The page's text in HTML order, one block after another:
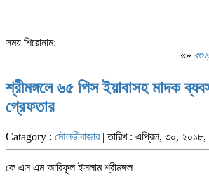
সময় শিরোনাম:
«»বগুড়া
শ্রীমঙ্গলে ৬৫ পিস ইয়াবাসহ মাদক
গ্রেফতার
Catagory : মৌলভীবাজার| তারিখ : এপ্রিল, ৩০, ২০১৮,
কে এস এম আরিফুল ইসলাম শ্রীমঙ্গল